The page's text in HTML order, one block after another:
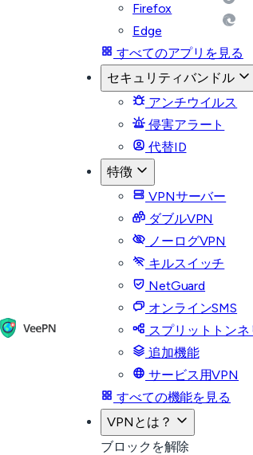
Firefox
Edge
すべてのアプリを見る
セキュリティバンドル
アンチウイルス
侵害アラート
代替ID
特徴
VPNサーバー
ダブルVPN
ノーログVPN
キルスイッチ
NetGuard
オンラインSMS
スプリットトン
追加機能
サービス用VPN
すべての機能を見る
VPNとは？
ブロックを解除